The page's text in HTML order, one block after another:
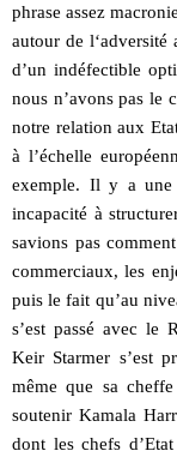
phrase assez
autour de l‘adversité
d’un indéfectible
nous n’avons pas le
notre relation aux
à l’échelle
exemple. Il y a une
incapacité à
savions pas
commerciaux, les
puis le fait qu’au
s’est passé avec le
Keir Starmer s’est
même que sa
soutenir Kamala
dont les chefs